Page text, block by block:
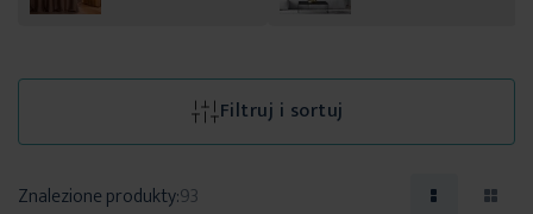
Filtruj i sortuj
Znalezione produkty:93